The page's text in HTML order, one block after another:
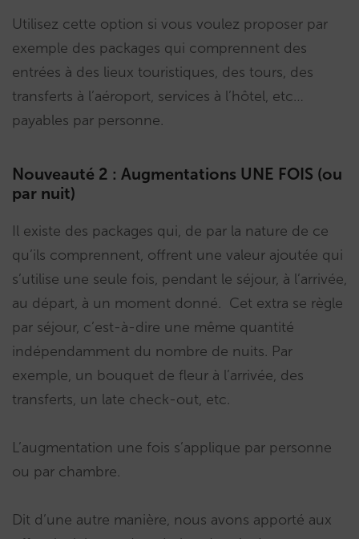
Utilisez cette option si vous voulez proposer par
exemple des packages qui comprennent des
entrées à des lieux touristiques, des tours, des
transferts à l’aéroport, services à l’hôtel, etc…
payables par personne.
Nouveauté 2 : Augmentations UNE FOIS (ou
par nuit)
Il existe des packages qui, de par la nature de ce
qu’ils comprennent, offrent une valeur ajoutée qui
s’utilise une seule fois, pendant le séjour, à l’arrivée,
au départ, à un moment donné. Cet extra se règle
par séjour, c’est-à-dire une même quantité
indépendamment du nombre de nuits. Par
exemple, un bouquet de fleur à l’arrivée, des
transferts, un late check-out, etc.
L’augmentation une fois s’applique par personne
ou par chambre.
Dit d’une autre manière, nous avons apporté aux